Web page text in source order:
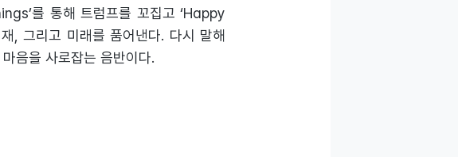
를 통해 트럼프를 꼬집고 ‘Happy
, 그리고 미래를 품어낸다. 다시 말해
음을 사로잡는 음반이다.